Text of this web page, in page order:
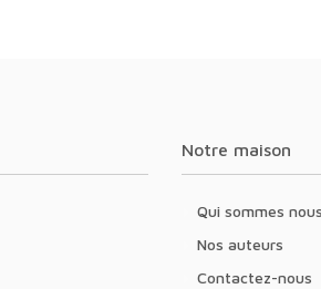
Notre maison
Qui sommes nous
Nos auteurs
Contactez-nous